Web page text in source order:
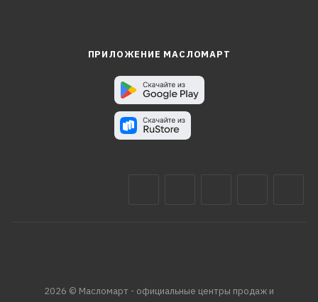
ПРИЛОЖЕНИЕ МАСЛОМАРТ
2026 © Масломарт - официальные центры продаж и